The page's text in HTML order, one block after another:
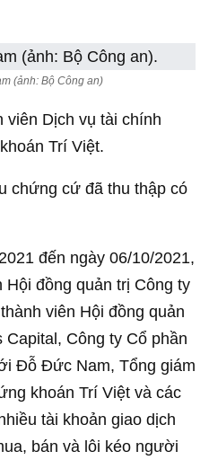
(ảnh: Bộ Công an)
viên Dịch vụ tài chính
Trí Việt.
chứng cứ đã thu thập có
đến ngày 06/10/2021,
đồng quản trị Công ty
viên Hội đồng quản
Công ty Cổ phần
Đỗ Đức Nam, Tổng giám
khoán Trí Việt và các
tài khoản giao dịch
bán và lôi kéo người